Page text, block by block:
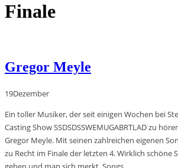
Finale
Gregor Meyle
19Dezember
Ein toller Musiker, der seit einigen Wochen bei
Casting Show SSDSDSSWEMUGABRTLAD zu
Gregor Meyle. Mit seinen zahlreichen eigenen
zu Recht im Finale der letzten 4. Wirklich schöne